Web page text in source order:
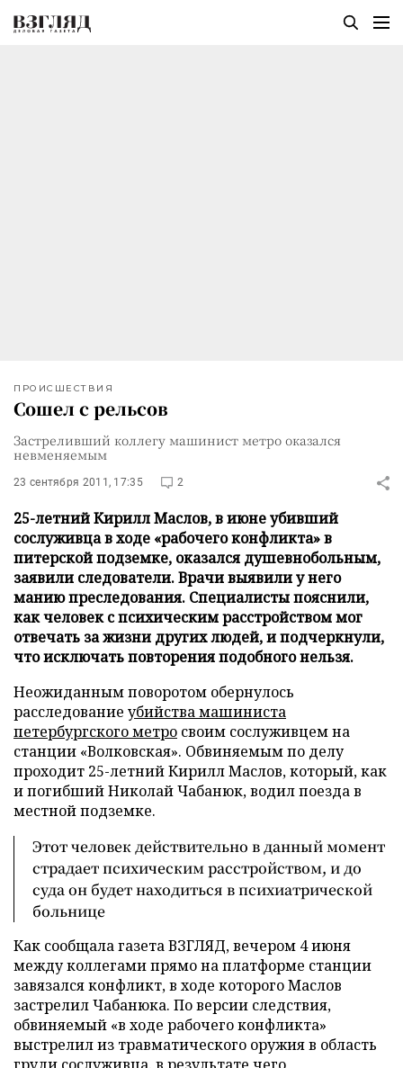
ПРОИСШЕСТВИЯ
Сошел с рельсов
Застреливший коллегу машинист метро оказался
невменяемым
23 сентября 2011, 17:35 2
25-летний Кирилл Маслов, в июне убивший
сослуживца в ходе «рабочего конфликта» в
питерской подземке, оказался душевнобольным,
заявили следователи. Врачи выявили у него
манию преследования. Специалисты пояснили,
как человек с психическим расстройством мог
отвечать за жизни других людей, и подчеркнули,
что исключать повторения подобного нельзя.
Неожиданным поворотом обернулось
расследование убийства машиниста
петербургского метро своим сослуживцем на
станции «Волковская». Обвиняемым по делу
проходит 25-летний Кирилл Маслов, который, как
и погибший Николай Чабанюк, водил поезда в
местной подземке.
Этот человек действительно в данный момент
страдает психическим расстройством, и до
суда он будет находиться в психиатрической
больнице
Как сообщала газета ВЗГЛЯД, вечером 4 июня
между коллегами прямо на платформе станции
завязался конфликт, в ходе которого Маслов
застрелил Чабанюка. По версии следствия,
обвиняемый «в ходе рабочего конфликта»
выстрелил из травматического оружия в область